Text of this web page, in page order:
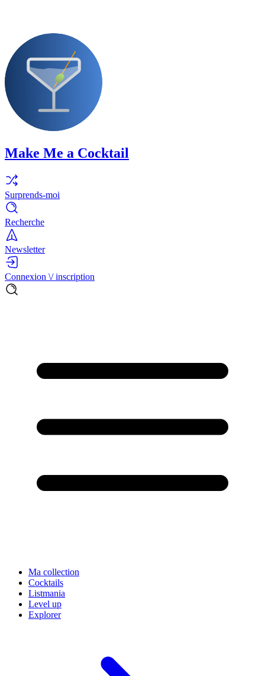
Make Me a Cocktail
Surprends-moi
Recherche
Newsletter
Connexion \/ inscription
Ma collection
Cocktails
Listmania
Level up
Explorer